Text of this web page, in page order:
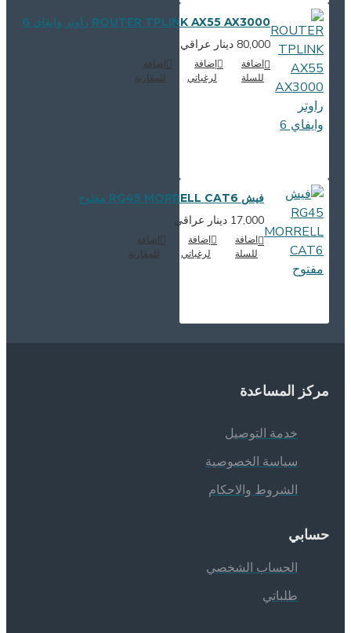
ROUTER TPLINK AX55 AX3000 راوتر وايفاي 6
80,000 دينار عراقي
اضافة
إضافة
لرغباتي
للمقارنة
فيش RG45 MORRELL CAT6 مفتوح
17,000 دينار عراقي
اضافة
إضافة
لرغباتي
للمقارنة
المساعدة
خدمة التوصيل
سياسة الخصوصية
الشروط والاحكام
الحساب الشخصي
طلباتي